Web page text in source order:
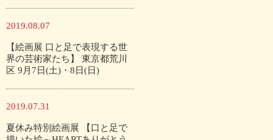
2019.08.07
【絵画展 口と足で表現する世
界の芸術家たち】 東京都荒川
区 9月7日(土)・8日(日)
2019.07.31
夏休み特別絵画展 【口と足で